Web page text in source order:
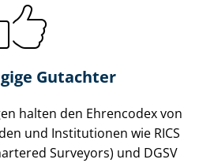
Gutachter
halten den Ehrencodex von
und Institutionen wie RICS
Surveyors) und DGSV